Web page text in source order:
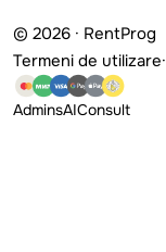
© 2026 · RentProg
Termeni de utilizare·
AdminsAIConsult